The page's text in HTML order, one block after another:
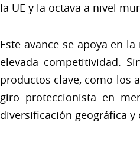
la UE y la octava a nivel
Este avance se apoya en
elevada competitividad.
productos clave, como los
giro proteccionista en
diversificación geográfica y